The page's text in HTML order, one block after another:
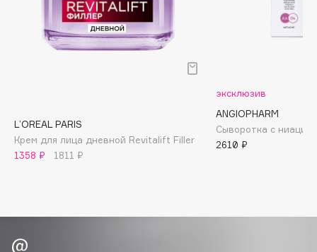
Boadicea The Victorious
Bvlgari
by TERRY
L’OREAL PARIS
Крем для лица дневной Revitalift Filler
1358 ₽
1811 ₽
эксклюзив
ANGIOPHARM
Сыворотка с
2610 ₽